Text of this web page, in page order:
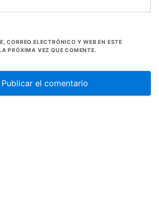
CORREO ELECTRÓNICO Y WEB EN ESTE
PRÓXIMA VEZ QUE COMENTE.